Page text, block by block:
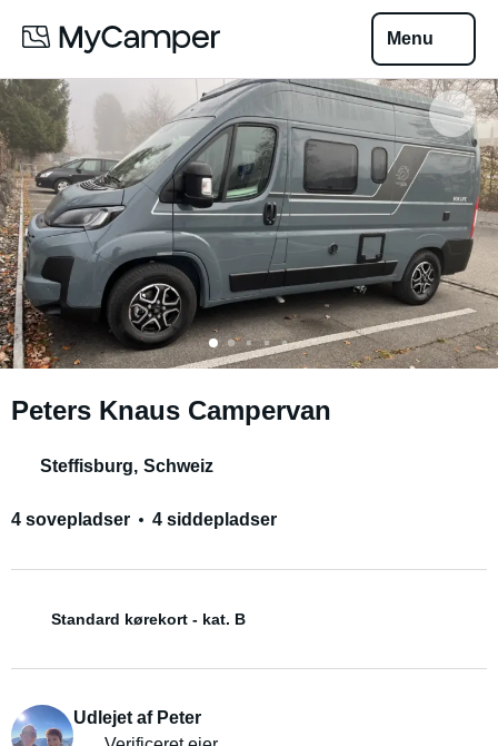
Menu
Peters Knaus Campervan
Steffisburg, Schweiz
4 sovepladser 4 siddepladser
Standard kørekort - kat. B
Udlejet af Peter